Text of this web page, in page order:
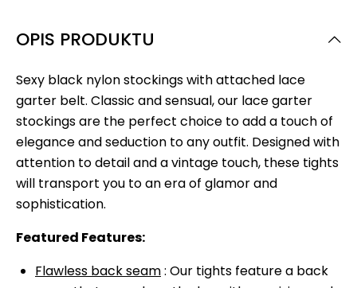
OPIS PRODUKTU
Sexy black nylon stockings with attached lace
garter belt. Classic and sensual, our lace garter
stockings are the perfect choice to add a touch of
elegance and seduction to any outfit. Designed with
attention to detail and a vintage touch, these tights
will transport you to an era of glamor and
sophistication.
Featured Features:
Flawless back seam: Our tights feature a back